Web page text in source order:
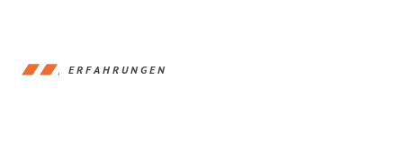
ERFAHRUNGEN